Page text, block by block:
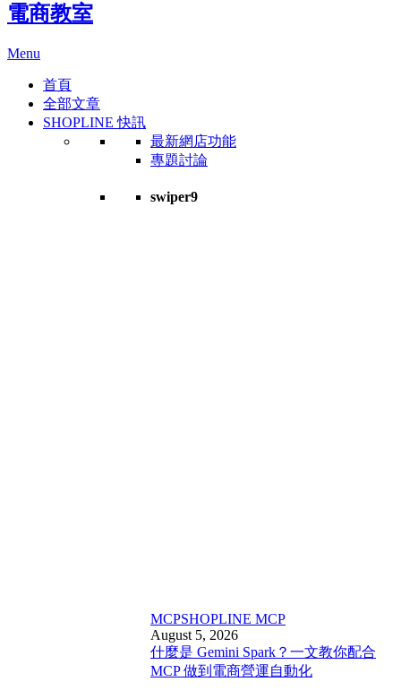
電商教室
Menu
首頁
全部文章
SHOPLINE 快訊
最新網店功能
專題討論
swiper9
MCPSHOPLINE MCP
August 5, 2026
什麼是 Gemini Spark？一文教你配合
MCP 做到電商營運自動化